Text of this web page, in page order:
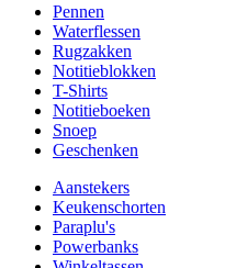
Pennen
Waterflessen
Rugzakken
Notitieblokken
T-Shirts
Notitieboeken
Snoep
Geschenken
Aanstekers
Keukenschorten
Paraplu's
Powerbanks